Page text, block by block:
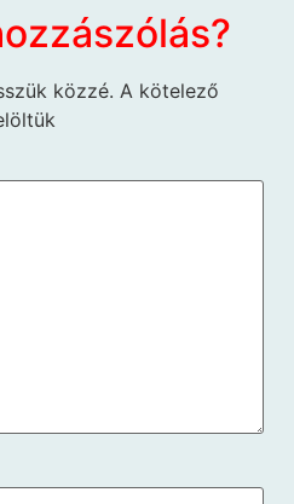
közzé. A kötelező